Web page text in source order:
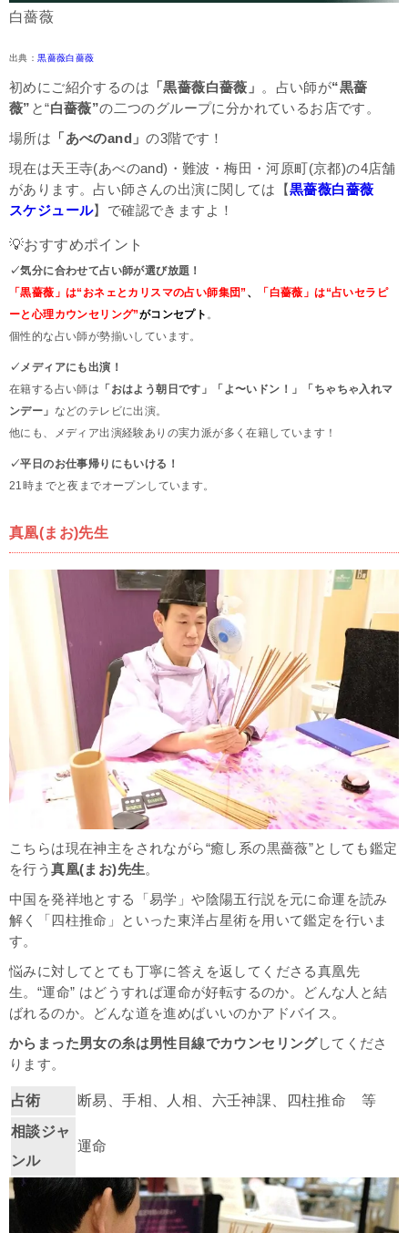
白薔薇
出典：黒薔薇白薔薇
初めにご紹介するのは 「黒薔薇白薔薇」 。占い師が“黒薔
薇” と“白薔薇”の二つのグループに分かれているお店です。
場所は 「あべのand」の3階です！
現在は天王寺(あべのand)・難波・梅田・河原町(京都)の4店舗
があります。 占い師さんの出演に関しては【黒薔薇白薔薇
スケジュール】で確認できますよ！
💡おすすめポイント
✓気分に合わせて占い師が選び放題！
「黒薔薇」は“おネェとカリスマの占い師集団”、
「白薔薇」は“占いセラピ
ーと心理カウンセリング”がコンセプト 。
個性的な占い師が勢揃いしています。
✓メディアにも出演！
在籍する占い師は 「おはよう朝日です」「よ〜いドン！」「ちゃちゃ入れマ
ンデー」 などのテレビに出演。
他にも、メディア出演経験ありの実力派が多く在籍しています！
✓平日のお仕事帰りにもいける！
21時までと夜までオープンしています。
真凰(まお)先生
こちらは現在神主をされながら“癒し系の黒薔薇”としても鑑定
を行う真凰(まお)先生。
中国を発祥地とする「易学」や陰陽五行説を元に命運を読み
解く「四柱推命」といった東洋占星術を用いて鑑定を行いま
す。
悩みに対してとても丁寧に答えを返してくださる真凰先
生。 “運命” はどうすれば運命が好転するのか。どんな人と結
ばれるのか。どんな道を進めばいいのかアドバイス。
からまった男女の糸は男性目線でカウンセリングしてくださ
ります。
占術
断易、手相、人相、六壬神課、四柱推命 等
相談ジャ
ンル
運命